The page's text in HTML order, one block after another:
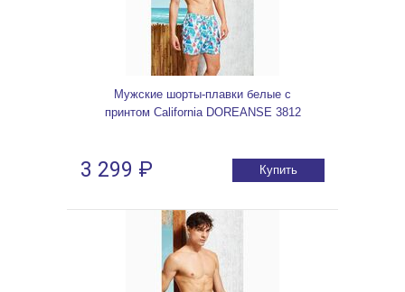
Мужские шорты-плавки белые с
принтом California DOREANSE 3812
3 299 ₽ Купить